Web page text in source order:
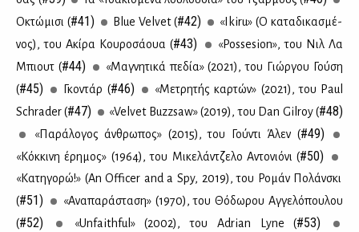
Οκτώ­μι­σι (#41) Blue Velvet (#42)
«Ikiru» (Ο κα­τα­δι­κα­σμέ­
νος), του Aκί­ρα Κου­ρο­σά­ουα (#43)
«Possesion», του Νιλ Λα
Μπιουτ (#44)
«Μα­γνη­τι­κά πε­δία» (2021), του Γιώρ­γου Γού­ση
(#45) Γκο­ντάρ (#46)
«Με­τρη­τής καρ­τών» (2021), του Paul
Schrader (#47) «Velvet Buzzsaw» (2019), του Dan Gilroy (#48)
«Πα­ρά­λο­γος άν­θρω­πος» (2015), του Γού­ντι Άλεν (#49)
«Κόκ­κι­νη έρη­μος» (1964), του Mι­κε­λάν­τζε­λο Αντο­νιό­νι (#50)
«Κα­τη­γο­ρώ!» (An Officer and a Spy, 2019), του Ρο­μάν Πο­λάν­σκι
(#51)
«Ανα­πα­ρά­στα­ση» (1970), του Θό­δω­ρου Αγ­γε­λό­που­λου
(#52) «Unfaithful» (2002), του Adrian Lyne (#53)